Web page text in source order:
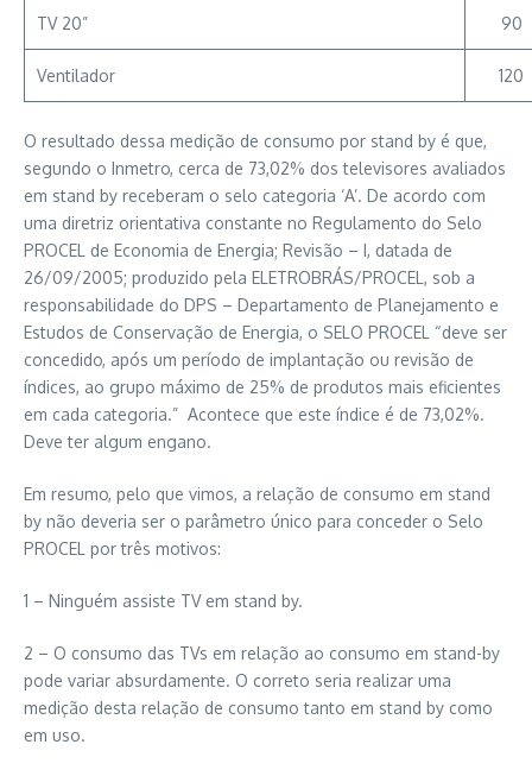
TV 20” 90
Ventilador 120
O resultado dessa medição de consumo por stand by é que,
segundo o Inmetro, cerca de 73,02% dos televisores avaliados
em stand by receberam o selo categoria ‘A’. De acordo com
uma diretriz orientativa constante no Regulamento do Selo
PROCEL de Economia de Energia; Revisão – I, datada de
26/09/2005; produzido pela ELETROBRÁS/PROCEL, sob a
responsabilidade do DPS – Departamento de Planejamento e
Estudos de Conservação de Energia, o SELO PROCEL “deve ser
concedido, após um período de implantação ou revisão de
índices, ao grupo máximo de 25% de produtos mais eficientes
em cada categoria.” Acontece que este índice é de 73,02%.
Deve ter algum engano.
Em resumo, pelo que vimos, a relação de consumo em stand
by não deveria ser o parâmetro único para conceder o Selo
PROCEL por três motivos:
1 – Ninguém assiste TV em stand by.
2 – O consumo das TVs em relação ao consumo em stand-by
pode variar absurdamente. O correto seria realizar uma
medição desta relação de consumo tanto em stand by como
em uso.